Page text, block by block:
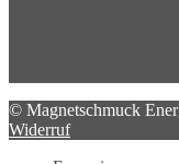
© Magnetschmuck
Widerruf